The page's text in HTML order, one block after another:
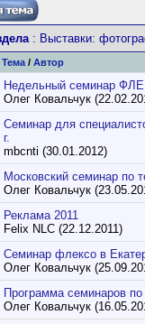
: Выставки:
Тема / Автор
Недельный семинар
Олег Ковальчук
Семинар для
г.
mbcnti (30.01.2012)
Московский семинар по
Олег Ковальчук
Реклама 2011
Felix NLC (22.12.2011)
Семинар флексо в
Олег Ковальчук
Программа семинаров
Олег Ковальчук